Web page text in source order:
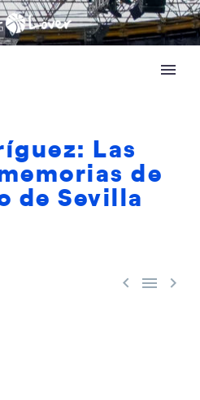
Las
de
de Sevilla
  